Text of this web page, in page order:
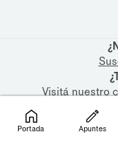
Visitá nuestro
Portada Apuntes